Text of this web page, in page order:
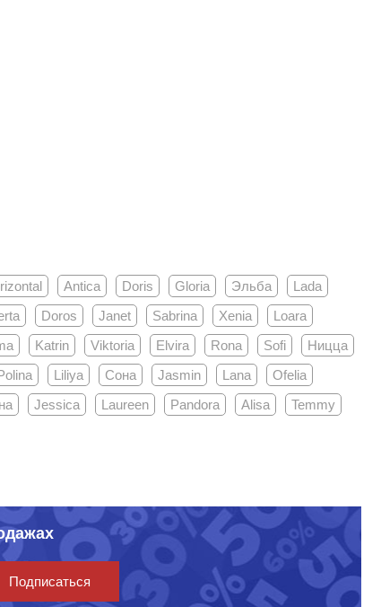
Antica Doris Gloria Эльба
Lada
Doros Janet Sabrina Xenia
Loara
Katrin Viktoria Elvira Rona Sofi
Ницца
Liliya Сона Jasmin Lana
Ofelia
Jessica Laureen Pandora Alisa
Temmy
Подписаться